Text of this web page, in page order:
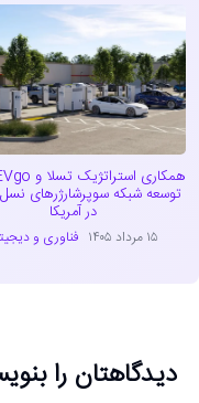
توسعه شبکه سوپرشارژرهای
در آمریکا
۱۵ مرداد ۱۴۰۵ فناوری و
دیدگاهتان را